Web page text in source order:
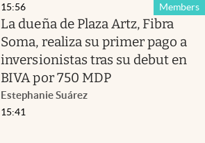
Members
15:56
La dueña de Plaza Artz, Fibra
Soma, realiza su primer pago a
inversionistas tras su debut en
BIVA por 750 MDP
Estephanie Suárez
15:41